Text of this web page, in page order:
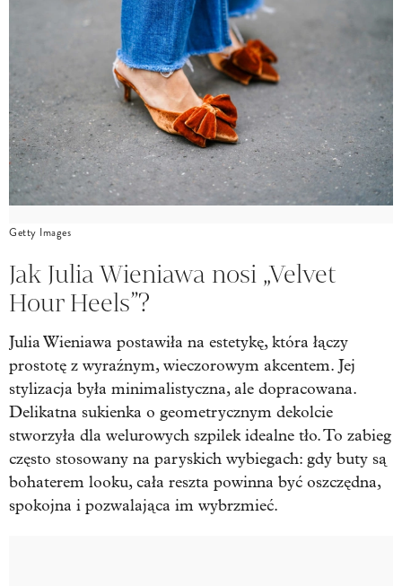
Getty Images
Jak Julia Wieniawa nosi „Velvet
Hour Heels”?
Julia Wieniawa postawiła na estetykę, która łączy
prostotę z wyraźnym, wieczorowym akcentem. Jej
stylizacja była minimalistyczna, ale dopracowana.
Delikatna sukienka o geometrycznym dekolcie
stworzyła dla welurowych szpilek idealne tło. To zabieg
często stosowany na paryskich wybiegach: gdy buty są
bohaterem looku, cała reszta powinna być oszczędna,
spokojna i pozwalająca im wybrzmieć.